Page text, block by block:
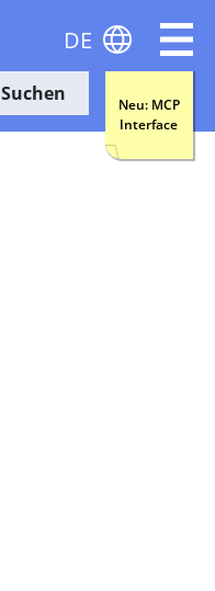
Suchen
Neu: MCP
Interface
DE